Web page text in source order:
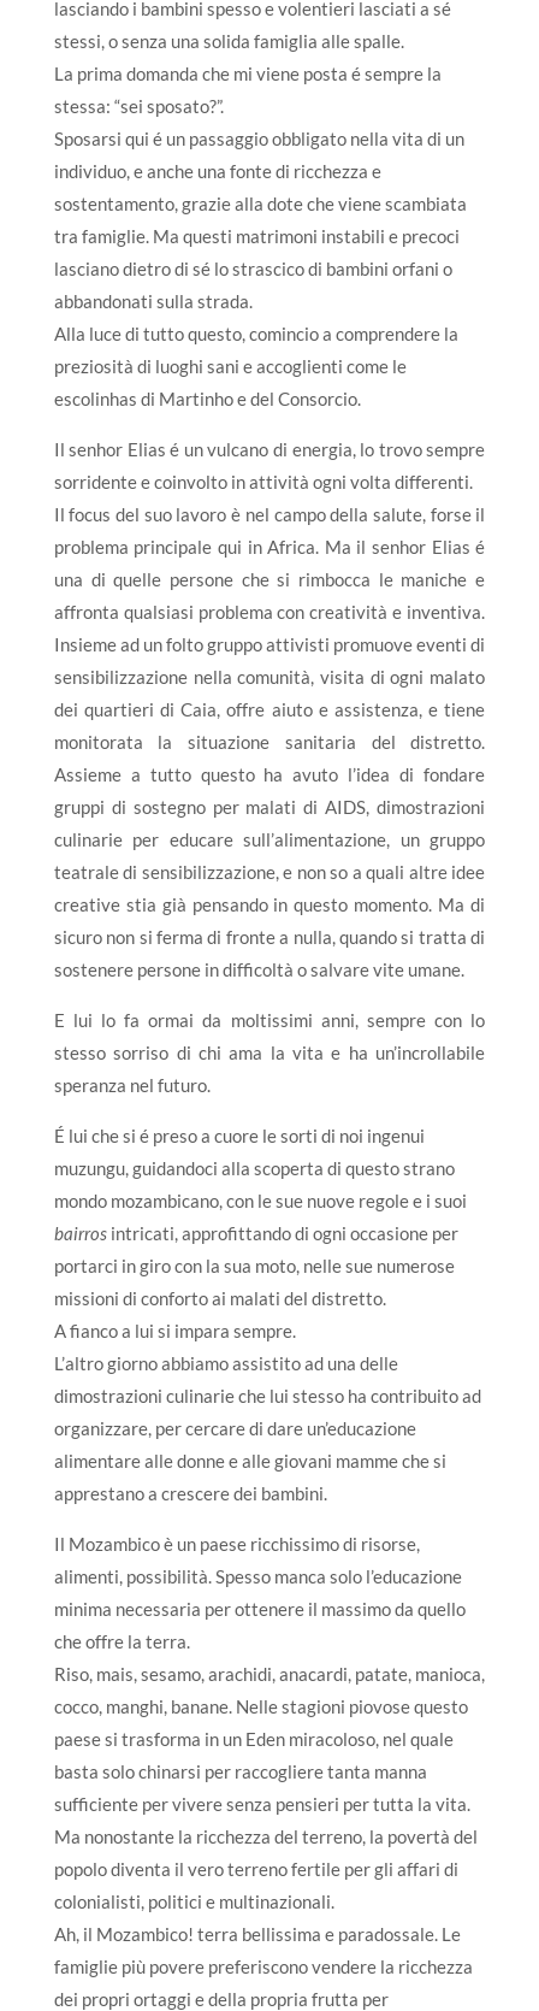
lasciando i bambini spesso e volentieri lasciati a sé
stessi, o senza una solida famiglia alle spalle.
La prima domanda che mi viene posta é sempre la
stessa: “sei sposato?”.
Sposarsi qui é un passaggio obbligato nella vita di un
individuo, e anche una fonte di ricchezza e
sostentamento, grazie alla dote che viene scambiata
tra famiglie. Ma questi matrimoni instabili e precoci
lasciano dietro di sé lo strascico di bambini orfani o
abbandonati sulla strada.
Alla luce di tutto questo, comincio a comprendere la
preziosità di luoghi sani e accoglienti come le
escolinhas di Martinho e del Consorcio.
Il senhor Elias é un vulcano di energia, lo trovo sempre
sorridente e coinvolto in attività ogni volta differenti.
Il focus del suo lavoro è nel campo della salute, forse il
problema principale qui in Africa. Ma il senhor Elias é
una di quelle persone che si rimbocca le maniche e
affronta qualsiasi problema con creatività e inventiva.
Insieme ad un folto gruppo attivisti promuove eventi di
sensibilizzazione nella comunità, visita di ogni malato
dei quartieri di Caia, offre aiuto e assistenza, e tiene
monitorata la situazione sanitaria del distretto.
Assieme a tutto questo ha avuto l’idea di fondare
gruppi di sostegno per malati di AIDS, dimostrazioni
culinarie per educare sull’alimentazione, un gruppo
teatrale di sensibilizzazione, e non so a quali altre idee
creative stia già pensando in questo momento. Ma di
sicuro non si ferma di fronte a nulla, quando si tratta di
sostenere persone in difficoltà o salvare vite umane.
E lui lo fa ormai da moltissimi anni, sempre con lo
stesso sorriso di chi ama la vita e ha un’incrollabile
speranza nel futuro.
É lui che si é preso a cuore le sorti di noi ingenui
muzungu, guidandoci alla scoperta di questo strano
mondo mozambicano, con le sue nuove regole e i suoi
bairrosintricati, approfittando di ogni occasione per
portarci in giro con la sua moto, nelle sue numerose
missioni di conforto ai malati del distretto.
A fianco a lui si impara sempre.
L’altro giorno abbiamo assistito ad una delle
dimostrazioni culinarie che lui stesso ha contribuito ad
organizzare, per cercare di dare un’educazione
alimentare alle donne e alle giovani mamme che si
apprestano a crescere dei bambini.
Il Mozambico è un paese ricchissimo di risorse,
alimenti, possibilità. Spesso manca solo l’educazione
minima necessaria per ottenere il massimo da quello
che offre la terra.
Riso, mais, sesamo, arachidi, anacardi, patate, manioca,
cocco, manghi, banane. Nelle stagioni piovose questo
paese si trasforma in un Eden miracoloso, nel quale
basta solo chinarsi per raccogliere tanta manna
sufficiente per vivere senza pensieri per tutta la vita.
Ma nonostante la ricchezza del terreno, la povertà del
popolo diventa il vero terreno fertile per gli affari di
colonialisti, politici e multinazionali.
Ah, il Mozambico! terra bellissima e paradossale. Le
famiglie più povere preferiscono vendere la ricchezza
dei propri ortaggi e della propria frutta per